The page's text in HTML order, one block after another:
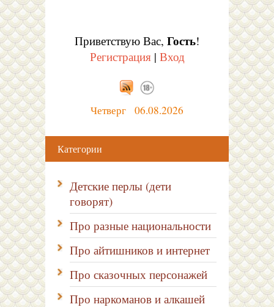
Приветствую Вас, Гость!
Регистрация| Вход
Четверг 06.08.2026
Категории
Детские перлы (дети
говорят)
Про разные национальности
Про айтишников и интернет
Про сказочных персонажей
Про наркоманов и алкашей